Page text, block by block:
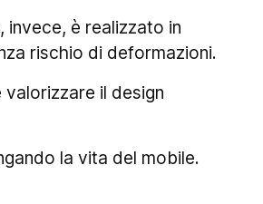
, invece, è realizzato in
rischio di deformazioni.
valorizzare il design
la vita del mobile.